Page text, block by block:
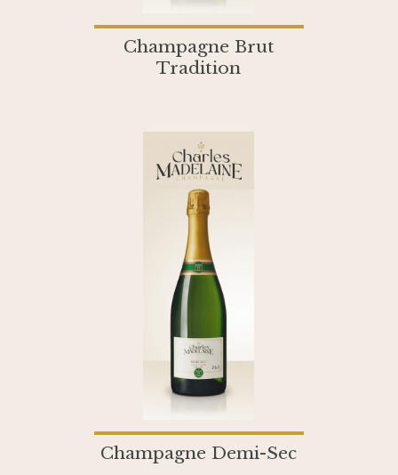
Champagne Brut
Tradition
Champagne Demi-Sec